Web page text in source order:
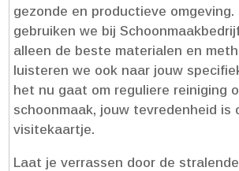
gezonde en productieve omgeving.​
gebruiken we bij
alleen de beste materialen en
luisteren we ook naar jouw
het nu gaat om reguliere reiniging
schoonmaak, jouw tevredenheid is
visitekaartje.​
Laat je verrassen door de